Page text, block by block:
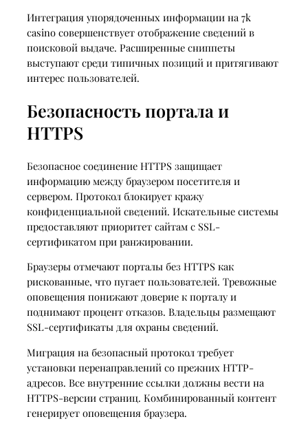
Интеграция упорядоченных информации на 7k
casino совершенствует отображение сведений в
поисковой выдаче. Расширенные сниппеты
выступают среди типичных позиций и притягивают
интерес пользователей.
Безопасность портала и
HTTPS
Безопасное соединение HTTPS защищает
информацию между браузером посетителя и
сервером. Протокол блокирует кражу
конфиденциальной сведений. Искательные системы
предоставляют приоритет сайтам с SSL-
сертификатом при ранжировании.
Браузеры отмечают порталы без HTTPS как
рискованные, что пугает пользователей. Тревожные
оповещения понижают доверие к порталу и
поднимают процент отказов. Владельцы размещают
SSL-сертификаты для охраны сведений.
Миграция на безопасный протокол требует
установки перенаправлений со прежних HTTP-
адресов. Все внутренние ссылки должны вести на
HTTPS-версии страниц. Комбинированный контент
генерирует оповещения браузера.